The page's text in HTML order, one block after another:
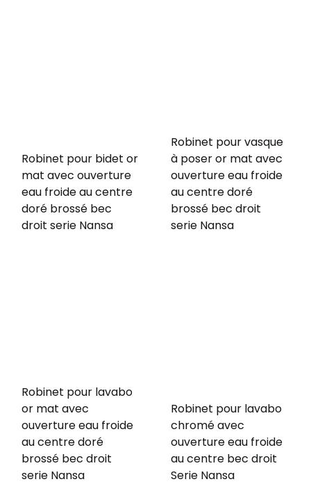
Robinet pour bidet or
mat avec ouverture
eau froide au centre
doré brossé bec
droit serie Nansa
Robinet pour vasque
à poser or mat avec
ouverture eau froide
au centre doré
brossé bec droit
serie Nansa
Robinet pour lavabo
or mat avec
ouverture eau froide
au centre doré
brossé bec droit
serie Nansa
Robinet pour lavabo
chromé avec
ouverture eau froide
au centre bec droit
Serie Nansa